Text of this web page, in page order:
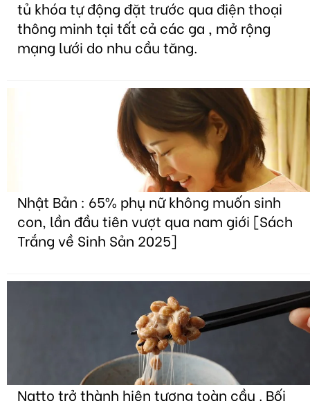
tủ khóa tự động đặt trước qua điện thoại
thông minh tại tất cả các ga , mở rộng
mạng lưới do nhu cầu tăng.
Nhật Bản : 65% phụ nữ không muốn sinh
con, lần đầu tiên vượt qua nam giới [Sách
Trắng về Sinh Sản 2025]
Natto trở thành hiện tượng toàn cầu . Bối